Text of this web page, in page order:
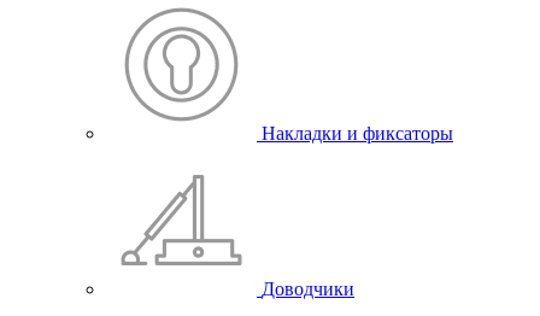
Накладки и фиксаторы
Доводчики